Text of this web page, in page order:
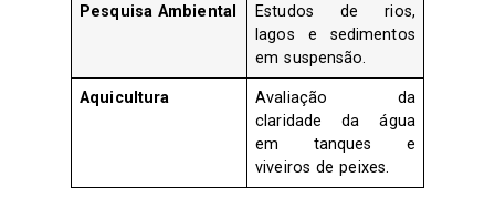
Pesquisa Ambiental
Estudos de rios,
lagos e sedimentos
em suspensão.
Aquicultura
Avaliação da
claridade da água
em tanques e
viveiros de peixes.